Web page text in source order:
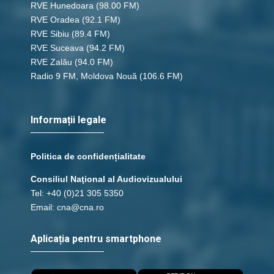
47 - 2 Corinteni 13
save_alt
RVE Hunedoara (98.00 FM)
RVE Oradea (92.1 FM)
RVE Sibiu (89.4 FM)
RVE Suceava (94.2 FM)
RVE Zalău (94.0 FM)
Radio 9 FM, Moldova Nouă (106.6 FM)
Informații legale
Politica de confidențialitate
Consiliul Naţional al Audiovizualului
Tel: +40 (0)21 305 5350
Email: cna@cna.ro
Aplicația pentru smartphone